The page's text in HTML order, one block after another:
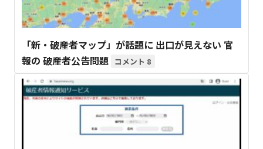
「新・破産者マップ」が話題に 出口が見えない 官
報の 破産者公告問題
8